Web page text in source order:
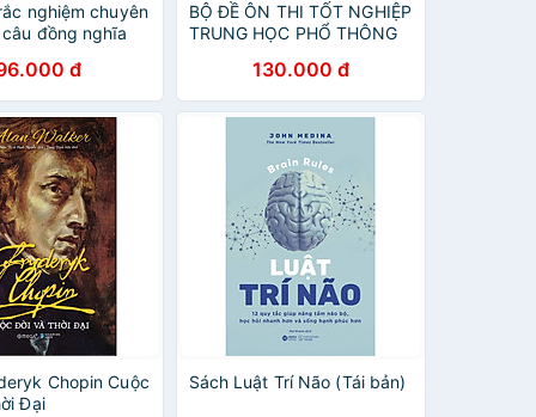
nghiệm chuyên
đồng nghĩa
đ
BỘ ĐỀ ÔN THI TỐT NGHIỆP
TRUNG HỌC PHỔ THÔNG
Trang- Nhà xuất bản Đại
học Sư phạm
130.000 đ
Chopin Cuộc
Đại
Sách Luật Trí Não (Tái bản)